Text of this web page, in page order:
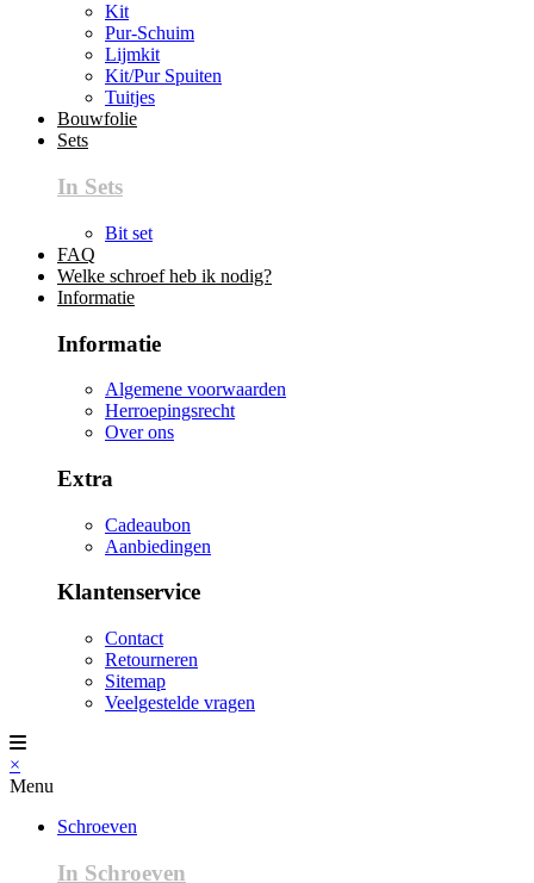
Kit
Pur-Schuim
Lijmkit
Kit/Pur Spuiten
Tuitjes
Bouwfolie
Sets
In Sets
Bit set
FAQ
Welke schroef heb ik nodig?
Informatie
Informatie
Algemene voorwaarden
Herroepingsrecht
Over ons
Extra
Cadeaubon
Aanbiedingen
Klantenservice
Contact
Retourneren
Sitemap
Veelgestelde vragen
×
Menu
Schroeven
In Schroeven